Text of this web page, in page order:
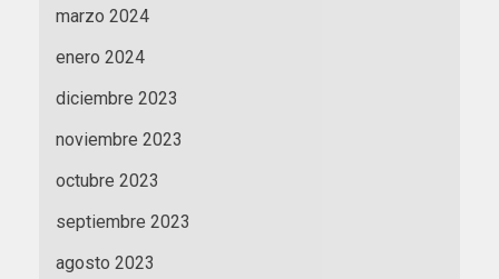
marzo 2024
enero 2024
diciembre 2023
noviembre 2023
octubre 2023
septiembre 2023
agosto 2023